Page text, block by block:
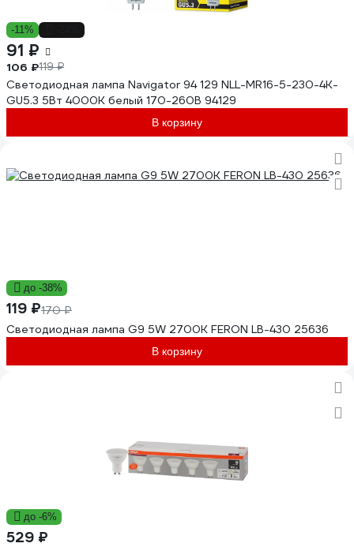
-11%
91 ₽
106 ₽119 ₽
Светодиодная лампа Navigator 94 129 NLL-MR16-5-230-4K-
GU5.3 5Вт 4000К белый 170-260В 94129
В корзину
до -38%
119 ₽170 ₽
Светодиодная лампа G9 5W 2700K FERON LB-430 25636
В корзину
до -6%
529 ₽